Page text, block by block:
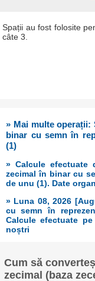
Spații au fost folosite
câte 3.
» Mai multe operații:
binar cu semn în
(1)
» Calcule efectuate
zecimal în binar cu
de unu (1). Date
» Luna 08, 2026
cu semn în
Calcule efectuate
noștri
Cum să
zecimal (baza